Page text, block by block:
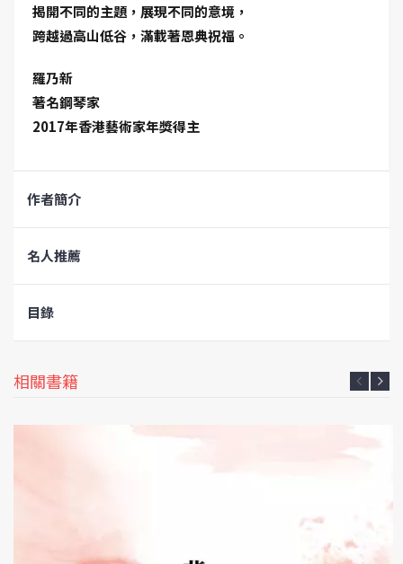
揭開不同的主題，展現不同的意境，
跨越過高山低谷，滿載著恩典祝福。
羅乃新
著名鋼琴家
2017年香港藝術家年獎得主
作者簡介
名人推薦
目錄
相關書籍